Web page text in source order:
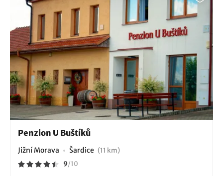
Penzion U Buštíků
Jižní Morava Šardice (11 km)
9/10